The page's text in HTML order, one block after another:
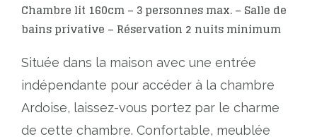
Chambre lit 160cm – 3 personnes max. – Salle de
bains privative – Réservation 2 nuits minimum
Située dans la maison avec une entrée
indépendante pour accéder à la chambre
Ardoise, laissez-vous portez par le charme
de cette chambre. Confortable, meublée